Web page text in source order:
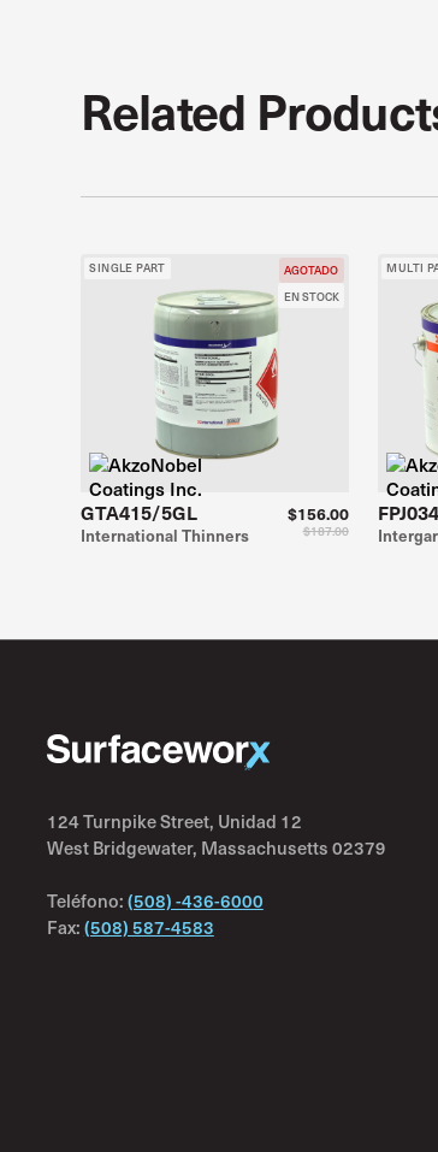
Related
AGOTADO
EN STOCK
SINGLE PART
GTA415/5GL
International Thinners $187.00
$156.00
MULTI
124 Turnpike Street, Unidad 12
West Bridgewater, Massachusetts 02379
Teléfono:(508) -436-6000
Fax:(508) 587-4583